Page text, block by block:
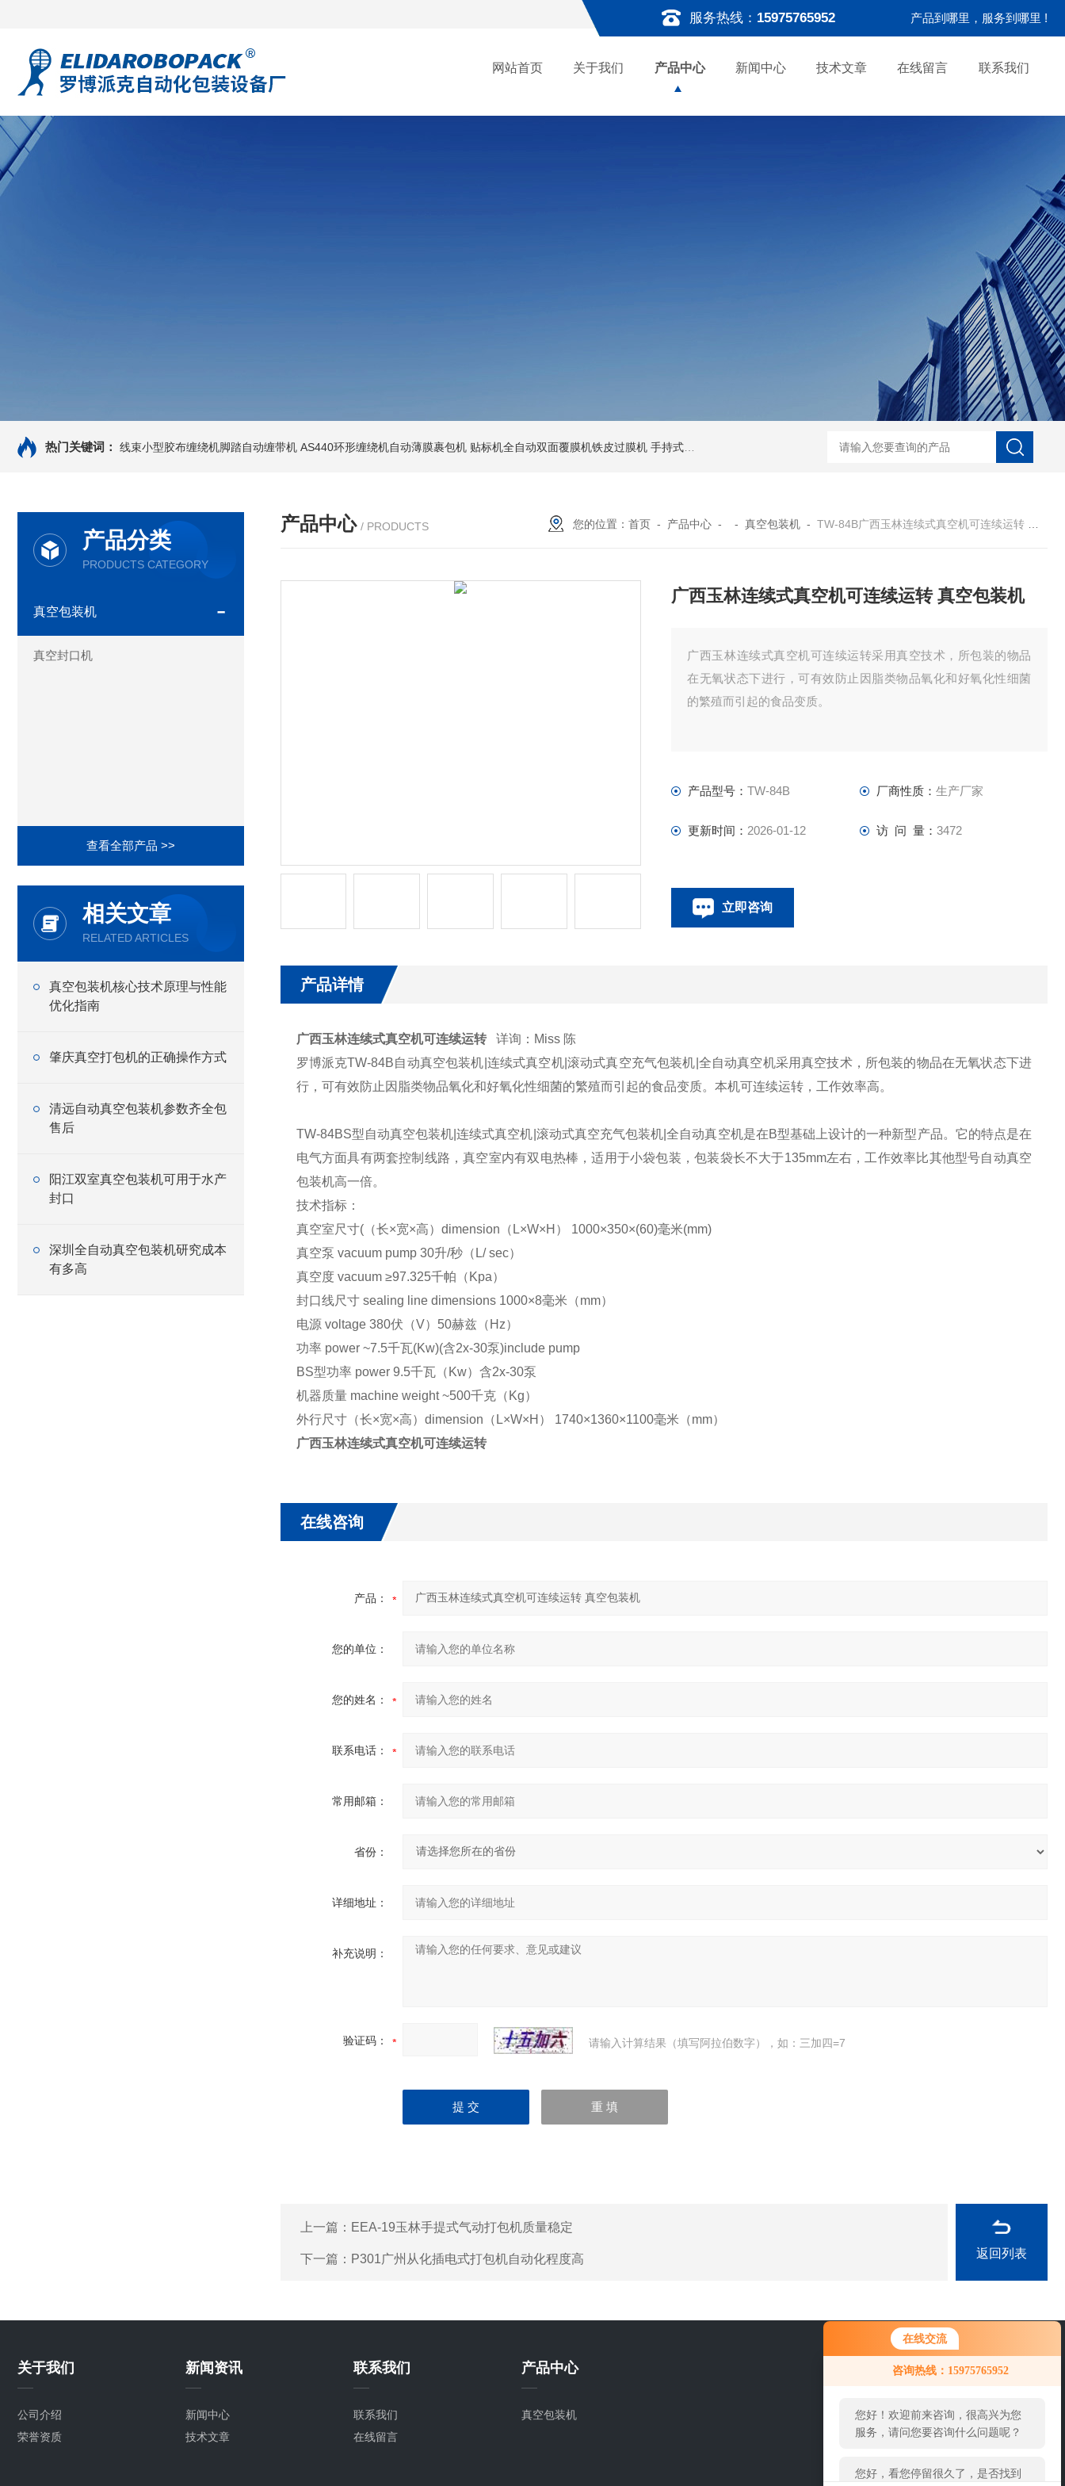
在线交流
咨询热线：15975765952
您好！欢迎前来咨询，很高兴为您
服务，请问您要咨询什么问题呢？
您好，看您停留很久了，是否找到
了需求产品，您可以直接在线与我
服务热线： 15975765952 产品到哪里，服务到哪里 !
网站首页 关于我们 产品中心 新闻中心 技术文章 在线留言 联系我们
热门关键词： 线束小型胶布缠绕机脚踏自动缠带机 AS440环形缠绕机自动薄膜裹包机 贴标机全自动双面覆膜机铁皮过膜机 手持式激光打标机铁牌便携式打码机 自动协作码垛机纸箱码垛械手 DZ-760全自动
产品分类
PRODUCTS CATEGORY
真空包装机
真空封口机
查看全部产品 >>
相关文章
RELATED ARTICLES
真空包装机核心技术原理与性能
优化指南
肇庆真空打包机的正确操作方式
清远自动真空包装机参数齐全包
售后
阳江双室真空包装机可用于水产
封口
深圳全自动真空包装机研究成本
有多高
产品中心 / PRODUCTS 您的位置：首页 - 产品中心 - -真空包装机 -TW-84B广西玉林连续式真空机可连续运转 真空包装机
广西玉林连续式真空机可连续运转 真空包装机
广西玉林连续式真空机可连续运转采用真空技术，所包装的物品
在无氧状态下进行，可有效防止因脂类物品氧化和好氧化性细菌
的繁殖而引起的食品变质。
产品型号：TW-84B 厂商性质： 生产厂家
更新时间： 2026-01-12 访 问 量： 3472
立即咨询
产品详情
广西玉林连续式真空机可连续运转详询：Miss 陈
罗博派克TW-84B自动真空包装机|连续式真空机|滚动式真空充气包装机|全自动真空机采用真空技术，所包装的物品在无氧状态下进
行，可有效防止因脂类物品氧化和好氧化性细菌的繁殖而引起的食品变质。本机可连续运转，工作效率高。
TW-84BS型自动真空包装机|连续式真空机|滚动式真空充气包装机|全自动真空机是在B型基础上设计的一种新型产品。它的特点是在
电气方面具有两套控制线路，真空室内有双电热棒，适用于小袋包装，包装袋长不大于135mm左右，工作效率比其他型号自动真空
包装机高一倍。
技术指标：
真空室尺寸(（长×宽×高）dimension（L×W×H） 1000×350×(60)毫米(mm)
真空泵 vacuum pump 30升/秒（L/ sec）
真空度 vacuum ≥97.325千帕（Kpa）
封口线尺寸 sealing line dimensions 1000×8毫米（mm）
电源 voltage 380伏（V）50赫兹（Hz）
功率 power ~7.5千瓦(Kw)(含2x-30泵)include pump
BS型功率 power 9.5千瓦（Kw）含2x-30泵
机器质量 machine weight ~500千克（Kg）
外行尺寸（长×宽×高）dimension（L×W×H） 1740×1360×1100毫米（mm）
广西玉林连续式真空机可连续运转
在线咨询
产品：
您的单位：
您的姓名：
联系电话：
常用邮箱：
省份：
详细地址：
补充说明：
验证码： 请输入计算结果（填写阿拉伯数字），如：三加四=7
上一篇： EEA-19玉林手提式气动打包机质量稳定
下一篇： P301广州从化插电式打包机自动化程度高 返回列表
关于我们
公司介绍
荣誉资质
新闻资讯
新闻中心
技术文章
联系我们
联系我们
在线留言
产品中心
真空包装机
0757-63529918